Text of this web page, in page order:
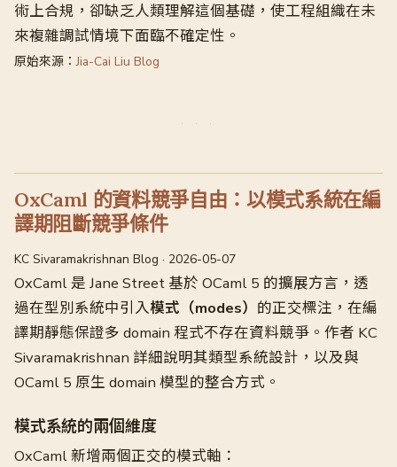
術上合規，卻缺乏人類理解這個基礎，使工程組織在未
來複雜調試情境下面臨不確定性。
原始來源：Jia-Cai Liu Blog
OxCaml 的資料競爭自由：以模式系統在編
譯期阻斷競爭條件
KC Sivaramakrishnan Blog · 2026-05-07
OxCaml 是 Jane Street 基於 OCaml 5 的擴展方言，透
過在型別系統中引入模式（modes） 的正交標注，在編
譯期靜態保證多 domain 程式不存在資料競爭。作者 KC
Sivaramakrishnan 詳細說明其類型系統設計，以及與
OCaml 5 原生 domain 模型的整合方式。
模式系統的兩個維度
OxCaml 新增兩個正交的模式軸：